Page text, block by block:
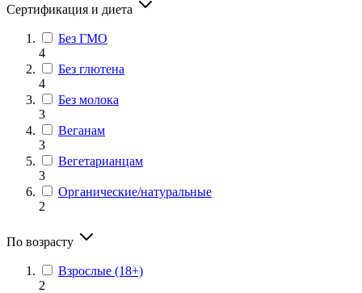
Сертификация и диета
Без ГМО
4
Без глютена
4
Без молока
3
Веганам
3
Вегетарианцам
3
Органические/натуральные
2
По возрасту
Взрослые (18+)
2